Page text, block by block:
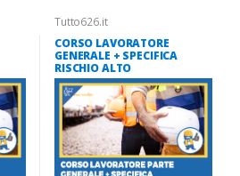
Tutto626.it
CORSO LAVORATORE
GENERALE + SPECIFICA
RISCHIO ALTO